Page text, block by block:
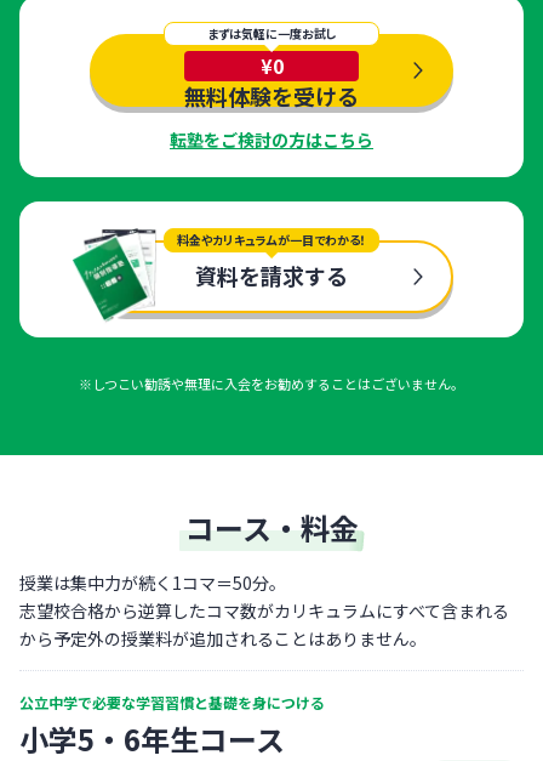
まずは気軽に一度お試し
¥0
無料体験を受ける
転塾をご検討の方はこちら
料金やカリキュラムが一目でわかる！
資料を請求する
※しつこい勧誘や無理に入会をお勧めすることはございません。
コース・料金
授業は集中力が続く1コマ＝50分。
志望校合格から逆算したコマ数がカリキュラムにすべて含まれる
から予定外の授業料が追加されることはありません。
公立中学で必要な学習習慣と基礎を身につける
小学5・6年生コース